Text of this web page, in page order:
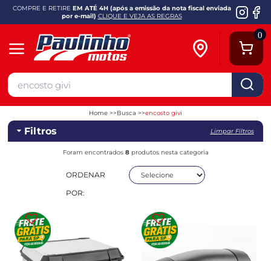
COMPRE E RETIRE EM ATÉ 4H (após a emissão da nota fiscal enviada
por e-mail) CLIQUE E VEJA AS REGRAS
0
Home Busca encosto givi
Filtros Limpar Filtros
Foram encontrados 8produtos nesta categoria
ORDENAR
POR: